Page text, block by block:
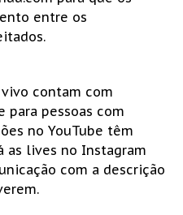
entre os
vivo contam com
para pessoas com
no YouTube têm
as lives no Instagram
com a descrição